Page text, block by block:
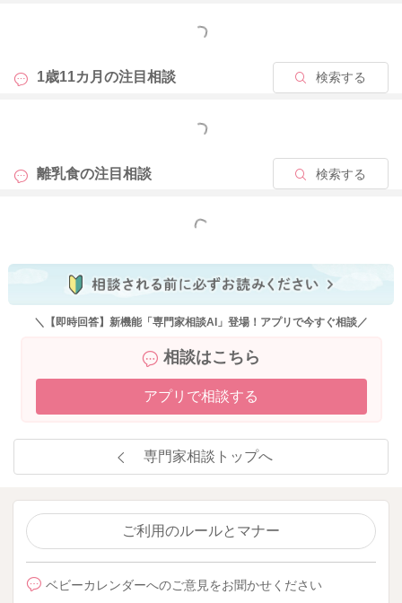
副菜 緑黄色野菜 ４０ｇ
果物 １００～１５０ｇ
もっと見る
1歳11カ月の注目相談 検索する
もっと見る
離乳食の注目相談 検索する
もっと見る
＼【即時回答】新機能「専門家相談AI」登場！アプリで今すぐ相談／
相談はこちら
アプリで相談する
専門家相談トップへ
ご利用のルールとマナー
ベビーカレンダーへのご意見をお聞かせください